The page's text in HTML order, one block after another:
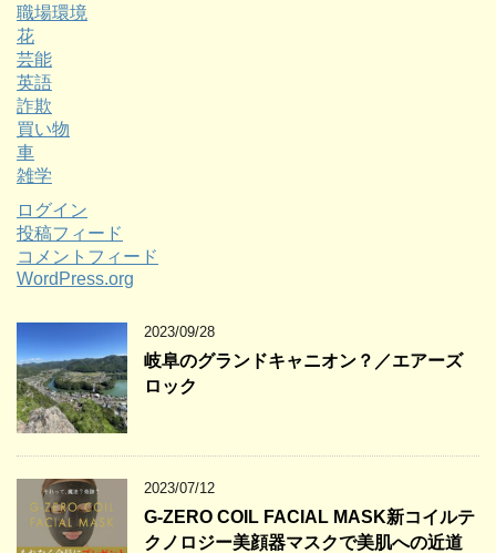
職場環境
花
芸能
英語
詐欺
買い物
車
雑学
ログイン
投稿フィード
コメントフィード
WordPress.org
2023/09/28
岐阜のグランドキャニオン？／エアーズ
ロック
2023/07/12
G-ZERO COIL FACIAL MASK新コイルテ
クノロジー美顔器マスクで美肌への近道